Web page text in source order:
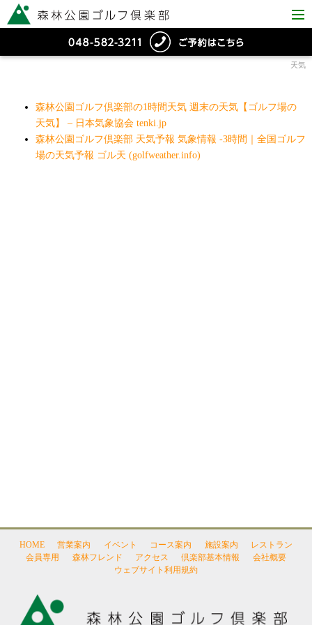
天気
森林公園ゴルフ倶楽部の1時間天気 週末の天気【ゴルフ場の
天気】 – 日本気象協会 tenki.jp
森林公園ゴルフ倶楽部 天気予報 気象情報 -3時間｜全国ゴルフ
場の天気予報 ゴル天 (golfweather.info)
HOME 営業案内 イベント コース案内 施設案内
レストラン
会員専用
森林フレンド アクセス 倶楽部基本情報
会社概要
ウェブサイト利用規約